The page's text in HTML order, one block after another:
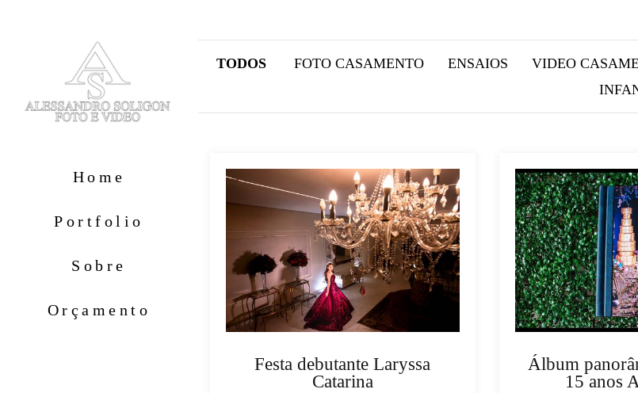
Home
Portfolio
Sobre
Orçamento
TODOS FOTO CASAMENTO ENSAIOS VIDEO
Festa debutante Laryssa
Catarina
Álbum
15 anos